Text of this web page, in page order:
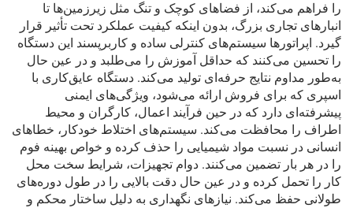
را فراهم می‌کند، از فضاهای کوچک و تنگ مثل زیرزمین‌ها تا
انبارهای تجاری بزرگ، بدون اینکه کیفیت عملکرد تحت تأثیر قرار
گیرد. اپراتورها سیستم‌های کنترلی ساده و کاربرپسند این دستگاه
را تحسین می‌کنند که حداقل آموزش را می‌طلبد و در عین حال
به‌طور مداوم نتایج حرفه‌ای تولید می‌کند. دستگاه عایق‌کاری با
اسپری که برای فروش ارائه می‌شود، ویژگی‌های ایمنی
پیشرفته‌ای دارد که در حین فرآیند اعمال، کارگران و محیط
اطراف را محافظت می‌کند. سیستم‌های اختلاط خودکار، خطاهای
انسانی در نسبت مواد شیمیایی را حذف کرده و خواص بهینه فوم
را در هر بار تضمین می‌کنند. دوام تجهیزات، شرایط سخت محل
کار را تحمل کرده و در عین حال دقت بالایی را در طول دوره‌های
طولانی حفظ می‌کند. نیازهای نگهداری به دلیل ساختار محکم و